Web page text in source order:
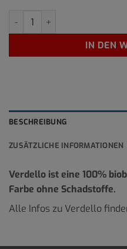
P-RO-2 1 Liter Menge
IN DEN
BESCHREIBUNG
ZUSÄTZLICHE INFORMATIONEN
Verdello ist eine 100%
Farbe ohne Schadstoffe.
Alle Infos zu Verdello